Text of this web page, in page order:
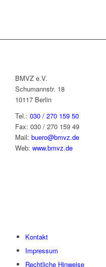
BMVZ e.V.
Schumannstr. 18
10117 Berlin
Tel.: 030 / 270 159 50
Fax: 030 / 270 159 49
Mail: buero@bmvz.de
Web: www.bmvz.de
Kontakt
Impressum
Rechtliche Hinweise